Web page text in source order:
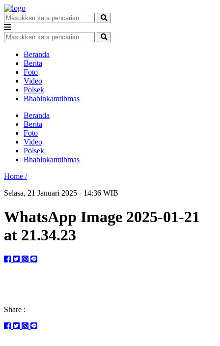
Beranda
Berita
Foto
Video
Polsek
Bhabinkamtibmas
Beranda
Berita
Foto
Video
Polsek
Bhabinkamtibmas
Home /
Selasa, 21 Januari 2025 - 14:36 WIB
WhatsApp Image 2025-01-21
at 21.34.23
Share :